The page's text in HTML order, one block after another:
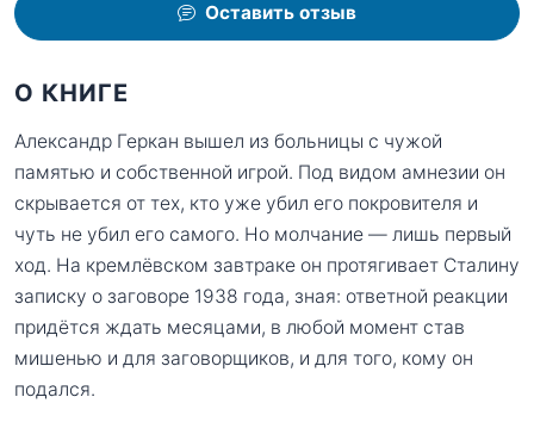
Оставить отзыв
О КНИГЕ
Александр Геркан вышел из больницы с чужой
памятью и собственной игрой. Под видом амнезии он
скрывается от тех, кто уже убил его покровителя и
чуть не убил его самого. Но молчание — лишь первый
ход. На кремлёвском завтраке он протягивает Сталину
записку о заговоре 1938 года, зная: ответной реакции
придётся ждать месяцами, в любой момент став
мишенью и для заговорщиков, и для того, кому он
подался.